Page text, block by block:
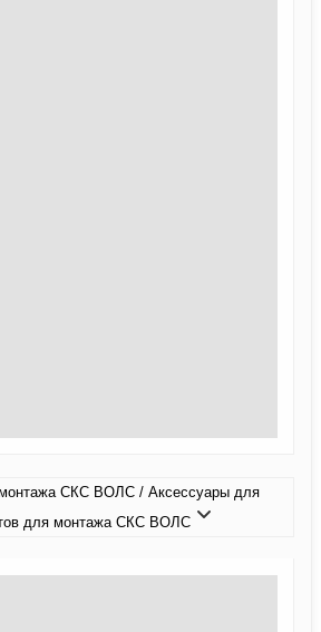
СКС ВОЛС / Аксессуары для
для монтажа СКС ВОЛС